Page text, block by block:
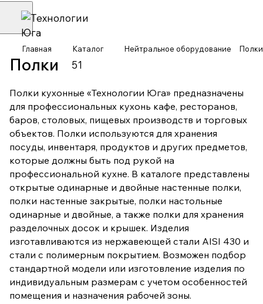
Главная Каталог Нейтральное оборудование Полки
Полки 51
Полки кухонные «Технологии Юга» предназначены
для профессиональных кухонь кафе, ресторанов,
баров, столовых, пищевых производств и торговых
объектов. Полки используются для хранения
посуды, инвентаря, продуктов и других предметов,
которые должны быть под рукой на
профессиональной кухне. В каталоге представлены
открытые одинарные и двойные настенные полки,
полки настенные закрытые, полки настольные
одинарные и двойные, а также полки для хранения
разделочных досок и крышек. Изделия
изготавливаются из нержавеющей стали AISI 430 и
стали с полимерным покрытием. Возможен подбор
стандартной модели или изготовление изделия по
индивидуальным размерам с учетом особенностей
помещения и назначения рабочей зоны.